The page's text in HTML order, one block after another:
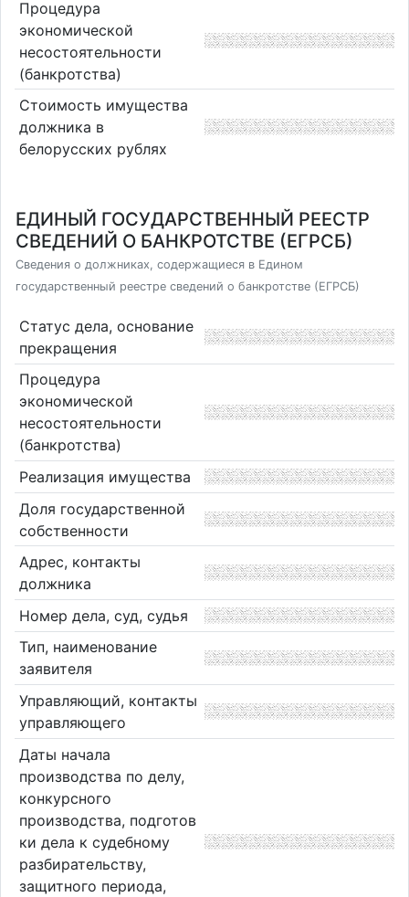
Процедура
экономической
несостоятельности
(банкротства)
Стоимость имущества
должника в
белорусских рублях
ЕДИНЫЙ ГОСУДАРСТВЕННЫЙ РЕЕСТР
СВЕДЕНИЙ О БАНКРОТСТВЕ (ЕГРСБ)
Сведения о должниках, содержащиеся в Едином
государственный реестре сведений о банкротстве (ЕГРСБ)
Статус дела, основание
прекращения
Процедура
экономической
несостоятельности
(банкротства)
Реализация имущества
Доля государственной
собственности
Адрес, контакты
должника
Номер дела, суд, судья
Тип, наименование
заявителя
Управляющий, контакты
управляющего
Даты начала
производства по делу,
конкурсного
производства, подготов
ки дела к судебному
разбирательству,
защитного периода,